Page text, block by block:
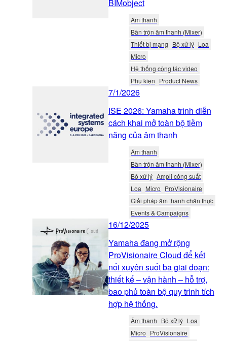
BIMobject
Âm thanh
Bàn trộn âm thanh (Mixer)
Thiết bị mạng Bộ xử lý Loa
Micro
Hệ thống cộng tác video
Phụ kiện Product News
7/1/2026
ISE 2026: Yamaha trình diễn
cách khai mở toàn bộ tiềm
năng của âm thanh
Âm thanh
Bàn trộn âm thanh (Mixer)
Bộ xử lý Ampli công suất
Loa Micro ProVisionaire
Giải pháp âm thanh chân thực
Events & Campaigns
16/12/2025
Yamaha đang mở rộng
ProVisionaire Cloud để kết
nối xuyên suốt ba giai đoạn:
thiết kế – vận hành – hỗ trợ,
bao phủ toàn bộ quy trình tích
hợp hệ thống.
Âm thanh Bộ xử lý Loa
Micro ProVisionaire